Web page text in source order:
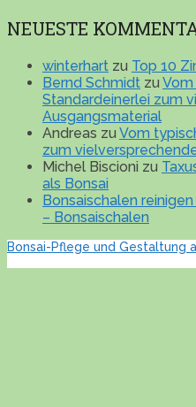
NEUESTE
winterhart zu Top 10
Bernd Schmidt zu
Standardeinerlei zum
Ausgangsmaterial
Andreas zu Vom
zum
Michel Biscioni zu
als Bonsai
Bonsaischalen
– Bonsaischalen
Bonsai-Pflege und Gestaltung